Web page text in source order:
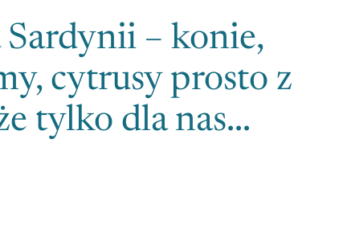
– konie,
cytrusy prosto z
tylko dla nas...